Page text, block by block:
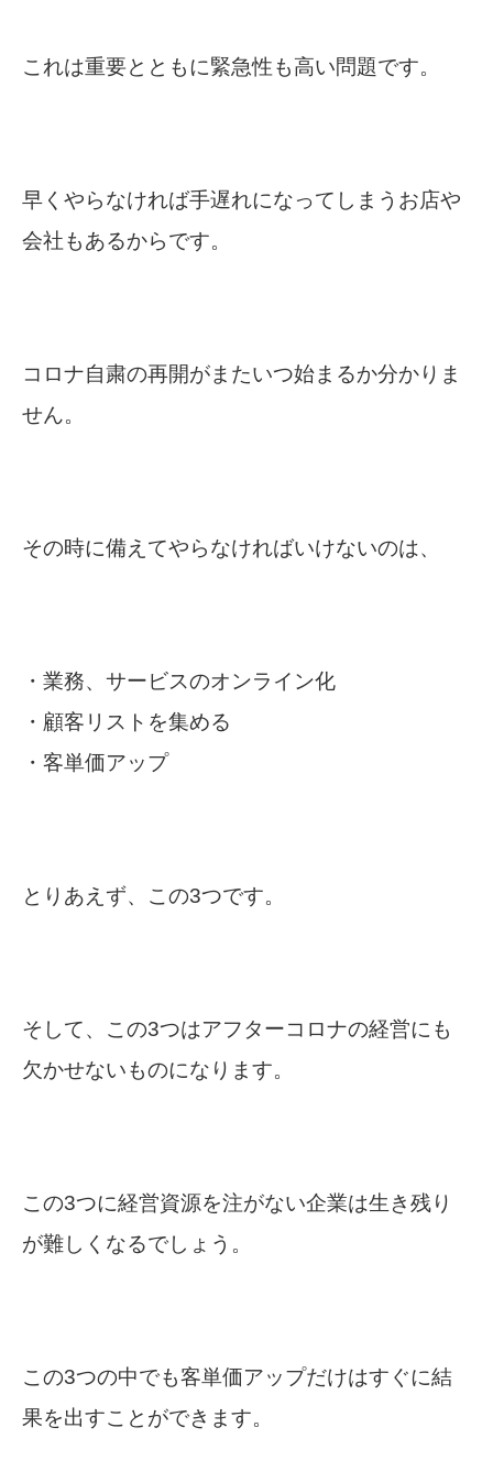
これは重要とともに緊急性も高い問題です。
早くやらなければ手遅れになってしまうお店や
会社もあるからです。
コロナ自粛の再開がまたいつ始まるか分かりま
せん。
その時に備えてやらなければいけないのは、
・業務、サービスのオンライン化
・顧客リストを集める
・客単価アップ
とりあえず、この3つです。
そして、この3つはアフターコロナの経営にも
欠かせないものになります。
この3つに経営資源を注がない企業は生き残り
が難しくなるでしょう。
この3つの中でも客単価アップだけはすぐに結
果を出すことができます。